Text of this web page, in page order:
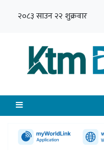
२०८३ साउन २२ शुक्रवार